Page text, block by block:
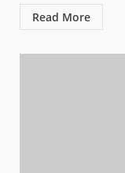
Read More